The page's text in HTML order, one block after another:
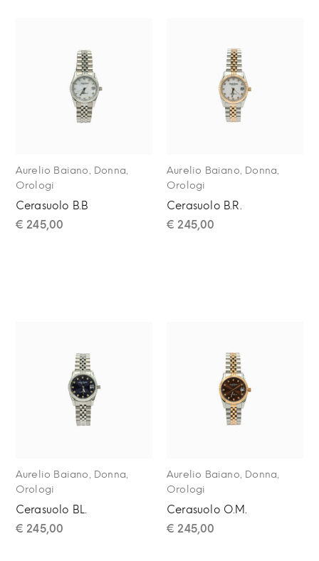
Aurelio Baiano, Donna,
Orologi
Cerasuolo B.B
€ 245,00
Aurelio Baiano, Donna,
Orologi
Cerasuolo B.R.
€ 245,00
Aurelio Baiano, Donna,
Orologi
Cerasuolo BL.
€ 245,00
Aurelio Baiano, Donna,
Orologi
Cerasuolo O.M.
€ 245,00